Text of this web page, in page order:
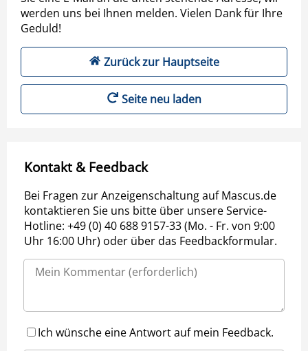
werden uns bei Ihnen melden. Vielen Dank für Ihre
Geduld!
Zurück zur Hauptseite
Seite neu laden
Kontakt & Feedback
Bei Fragen zur Anzeigenschaltung auf Mascus.de
kontaktieren Sie uns bitte über unsere Service-
Hotline: +49 (0) 40 688 9157-33 (Mo. - Fr. von 9:00
Uhr 16:00 Uhr) oder über das Feedbackformular.
Ich wünsche eine Antwort auf mein Feedback.